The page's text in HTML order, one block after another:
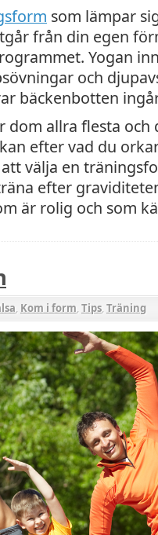
som lämpar
från din egen
Yogan
och
bäckenbotten
dom allra flesta och
efter vad du
välja en
efter
är rolig och som
, Kom i form, Tips, Träning